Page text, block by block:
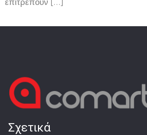
επιτρέπουν […]
Σχετικά